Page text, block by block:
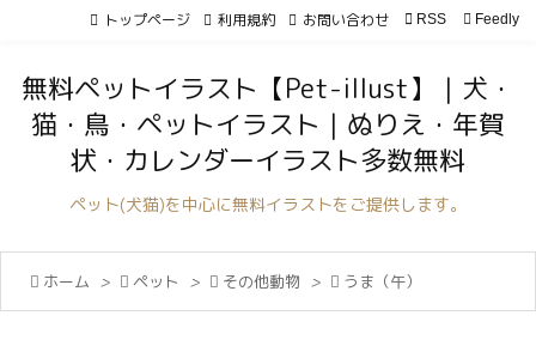


サイド

トップページ 利用規約 お問い合わせ  RSS Feedly
無料ペットイラスト【Pet-illust】｜犬・
猫・鳥・ペットイラスト｜ぬりえ・年賀
状・カレンダーイラスト多数無料
ペット(犬猫)を中心に無料イラストをご提供します。
 ホーム >  ペット >  その他動物 >  うま（午）